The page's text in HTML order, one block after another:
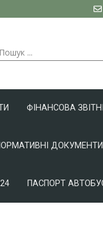
ФІНАНСОВА
ДОКУМЕНТИ
ПАСПОРТ